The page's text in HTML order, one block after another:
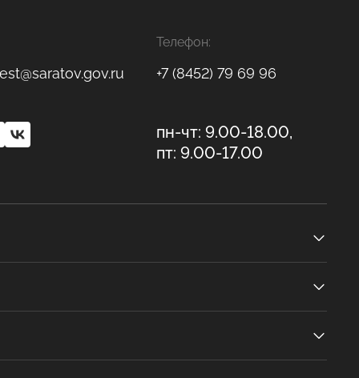
Телефон:
+7 (8452) 79 69 96
пн-чт: 9.00-18.00,
пт: 9.00-17.00